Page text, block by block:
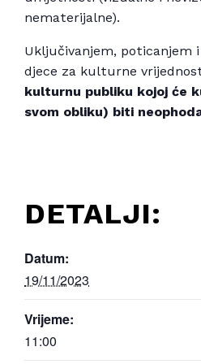
nematerijalne).
Uključivanjem, poticanjem
djece za kulturne
kulturnu publiku kojoj će
svom obliku) biti
DETALJI:
Datum:
19/11/2023
Vrijeme:
11:00